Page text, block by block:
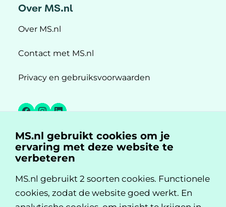
Over MS.nl
Over MS.nl
Contact met MS.nl
Privacy en gebruiksvoorwaarden
Facebook
Instagram
LinkedIn
MS.nl is een initiatief van:
MS.nl gebruikt cookies om je
ervaring met deze website te
verbeteren
MS.nl gebruikt 2 soorten cookies. Functionele
cookies, zodat de website goed werkt. En